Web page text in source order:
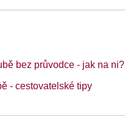
bez průvodce - jak na ni?
- cestovatelské tipy